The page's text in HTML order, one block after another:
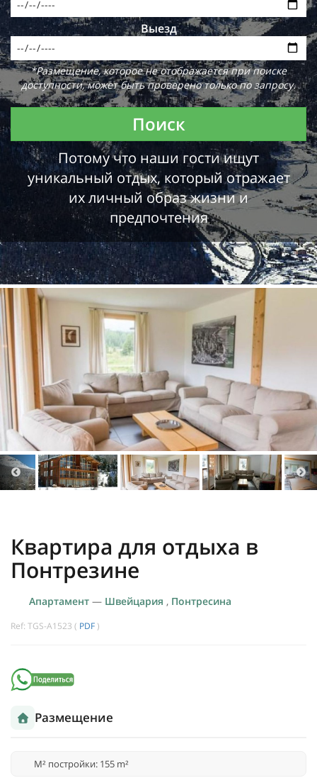
Выезд
*Размещение, которое не отображается при поиске
доступности, может быть проверено только по запросу.
Поиск
Потому что наши гости ищут
уникальный отдых, который отражает
их личный образ жизни и
предпочтения
Квартира для отдыха в
Понтрезине
Апартамент — Швейцария , Понтресина
Ref: TGS-A1523 ( PDF )
Размещение
M² постройки: 155 m²